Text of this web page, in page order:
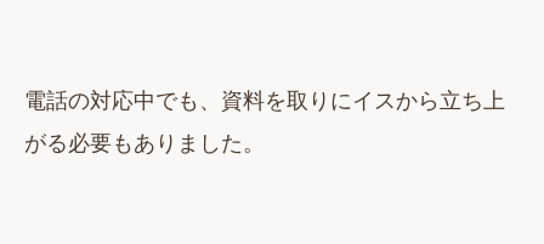
電話の対応中でも、資料を取りにイスから立ち上
がる必要もありました。